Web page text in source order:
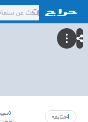
4متابعة 0